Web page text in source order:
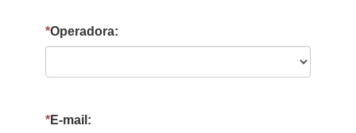
*Operadora:
*E-mail: